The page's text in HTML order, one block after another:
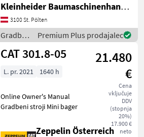
2x doppelwirkend, Hydr. SW
Leitung, 3 Löffel Gradbeni
stroji Mini bager
Kleinheider Baumaschinenhandel GmbH.
3100 St. Pölten
Gradbeni
stroji /
CAT
Premium Plus prodajalec
CAT 301.8-05
21.480
€
Cena
vključuje
DDV
(stopnja
20%)
17.900 €
neto
L. pr. 2021 1640 h
Online Owner's Manual
Gradbeni stroji Mini bager
Zeppelin Österreich